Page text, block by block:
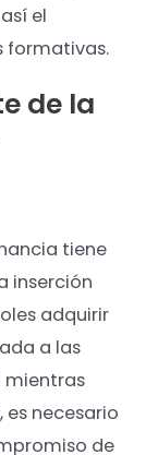
el
formativas.
de la
tiene
inserción
adquirir
a las
mientras
es necesario
de